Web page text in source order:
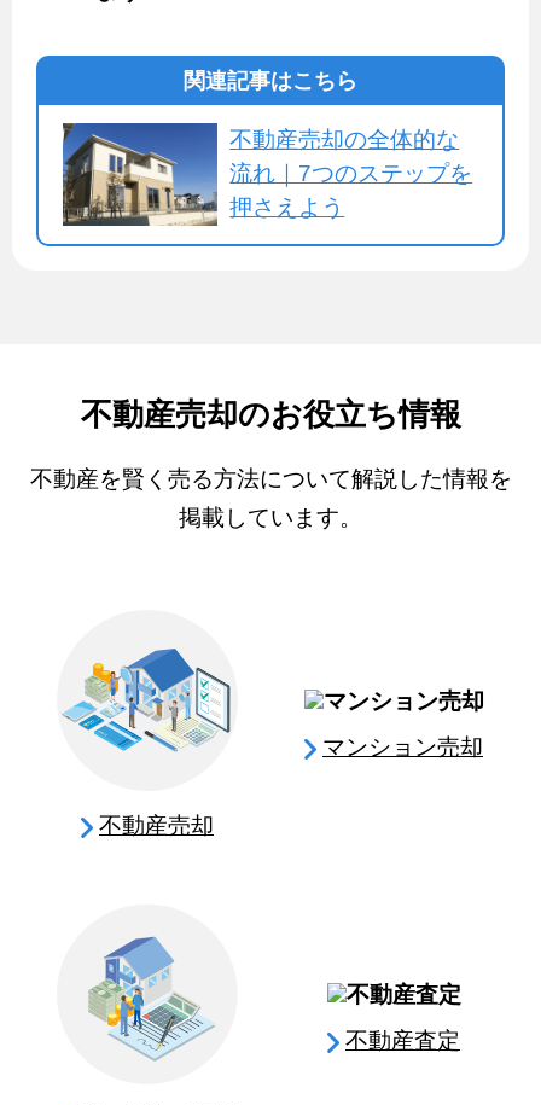
関連記事はこちら
不動産売却の全体的な
流れ｜7つのステップを
押さえよう
不動産売却のお役立ち情報
不動産を賢く売る方法について解説した情報を
掲載しています。
不動産売却
マンション売却
不動産査定